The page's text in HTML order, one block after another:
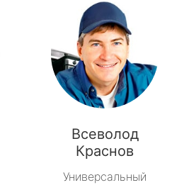
Всеволод
Краснов
Универсальный